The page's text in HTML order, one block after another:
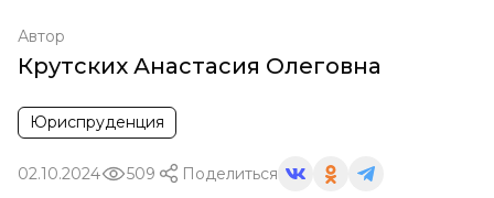
Автор
Крутских Анастасия Олеговна
Юриспруденция
02.10.2024 509 Поделиться